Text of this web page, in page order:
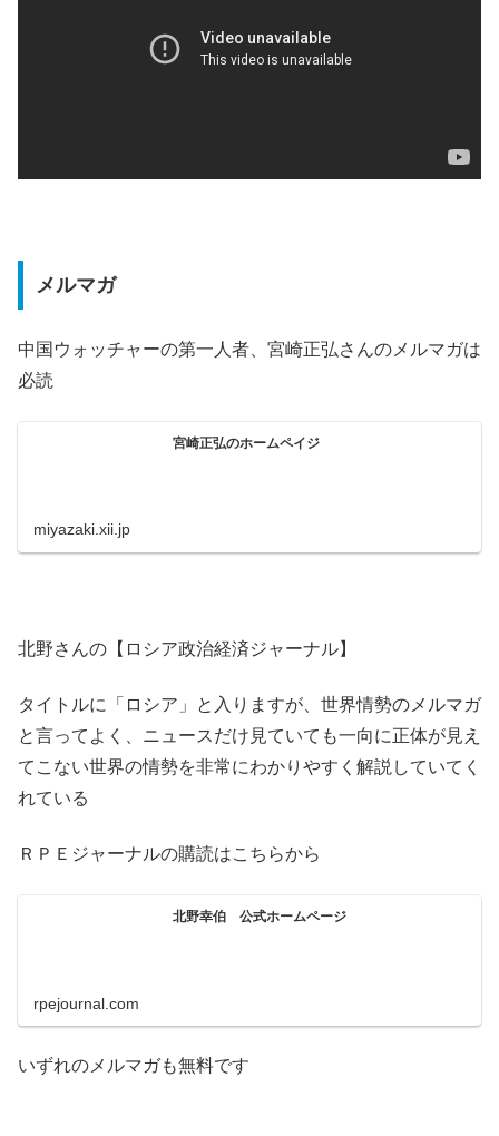
メルマガ
中国ウォッチャーの第一人者、宮崎正弘さんのメルマガは
必読
宮崎正弘のホームペイジ
miyazaki.xii.jp
北野さんの【ロシア政治経済ジャーナル】
タイトルに「ロシア」と入りますが、世界情勢のメルマガ
と言ってよく、ニュースだけ見ていても一向に正体が見え
てこない世界の情勢を非常にわかりやすく解説していてく
れている
ＲＰＥジャーナルの購読はこちらから
北野幸伯 公式ホームページ
rpejournal.com
いずれのメルマガも無料です